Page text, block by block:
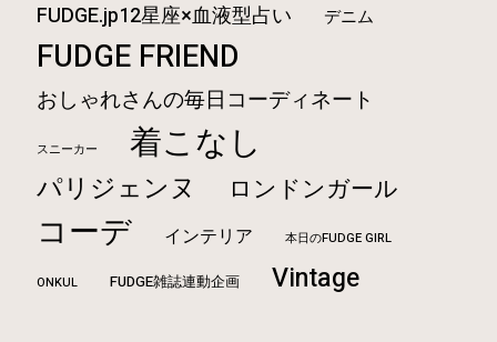
FUDGE.jp12星座×血液型占い デニム
FUDGE FRIEND
おしゃれさんの毎日コーディネート
スニーカー 着こなし
パリジェンヌ ロンドンガール
コーデ インテリア 本日のFUDGE GIRL
ONKUL FUDGE雑誌連動企画 Vintage